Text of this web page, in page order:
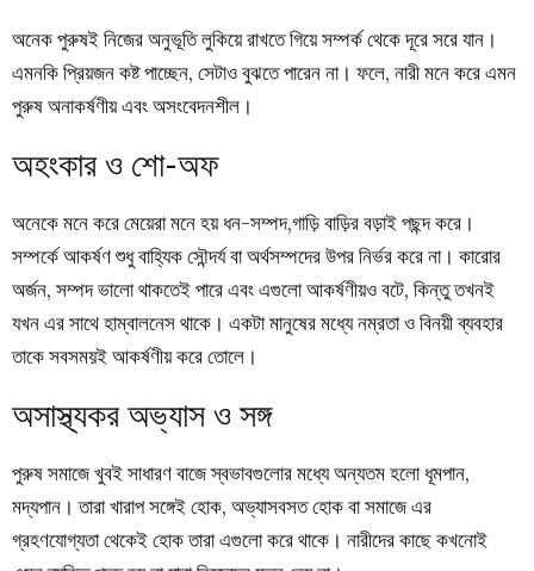
অনেক পুরুষই নিজের অনুভূতি লুকিয়ে রাখতে গিয়ে সম্পর্ক থেকে দূরে সরে যান।
এমনকি প্রিয়জন কষ্ট পাচ্ছেন, সেটাও বুঝতে পারেন না। ফলে, নারী মনে করে এমন
পুরুষ অনাকর্ষণীয় এবং অসংবেদনশীল।
অহংকার ও শো-অফ
অনেকে মনে করে মেয়েরা মনে হয় ধন-সম্পদ,গাড়ি বাড়ির বড়াই পছন্দ করে।
সম্পর্কে আকর্ষণ শুধু বাহ্যিক সৌন্দর্য বা অর্থসম্পদের উপর নির্ভর করে না। কারোর
অর্জন, সম্পদ ভালো থাকতেই পারে এবং এগুলো আকর্ষণীয়ও বটে, কিন্তু তখনই
যখন এর সাথে হাম্বালনেস থাকে। একটা মানুষের মধ্যে নম্রতা ও বিনয়ী ব্যবহার
তাকে সবসময়ই আকর্ষণীয় করে তোলে।
অসাস্থ্যকর অভ্যাস ও সঙ্গ
পুরুষ সমাজে খুবই সাধারণ বাজে স্বভাবগুলোর মধ্যে অন্যতম হলো ধূমপান,
মদ্যপান। তারা খারাপ সঙ্গেই হোক, অভ্যাসবসত হোক বা সমাজে এর
গ্রহণযোগ্যতা থেকেই হোক তারা এগুলো করে থাকে। নারীদের কাছে কখনোই